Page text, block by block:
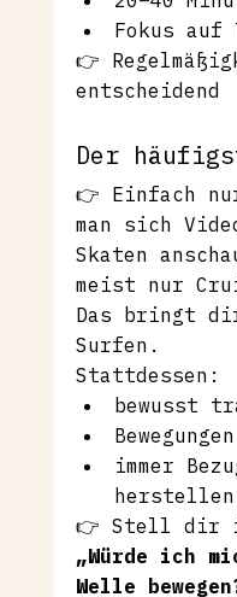
Fokus auf
👉
entscheidend
Der
👉 Einfach
man sich
Skaten
meist nur
Das bringt
Surfen.
Stattdessen:
bewusst
immer
herstellen
👉 Stell dir
„Würde ich
Welle